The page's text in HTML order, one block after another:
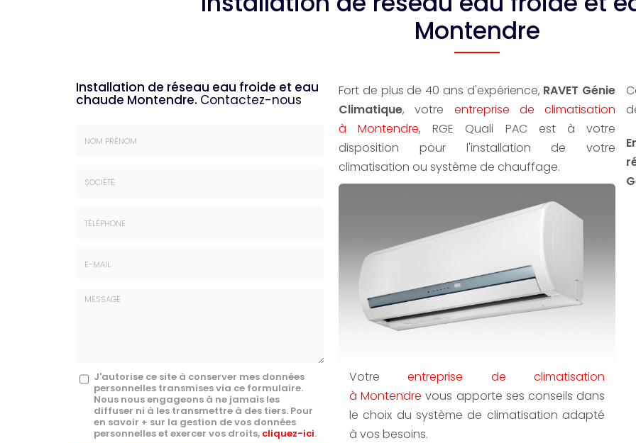
Montendre
Installation de réseau eau froide et eau
chaude Montendre. Contactez-nous
Message
J'autorise ce site à conserver mes données
personnelles transmises via ce formulaire.
Nous nous engageons à ne jamais les
diffuser ni à les transmettre à des tiers. Pour
en savoir + sur la gestion de vos données
personnelles et exercer vos droits, cliquez-ici.
Fort de plus de 40 ans d'expérience, RAVET Génie
Climatique, votre entreprise de climatisation
à Montendre, RGE Quali PAC est à votre
disposition pour l'installation de votre
climatisation ou système de chauffage.
Votreentreprise de climatisation
à Montendre vous apporte ses conseils dans
le choix du système de climatisation adapté
à vos besoins.